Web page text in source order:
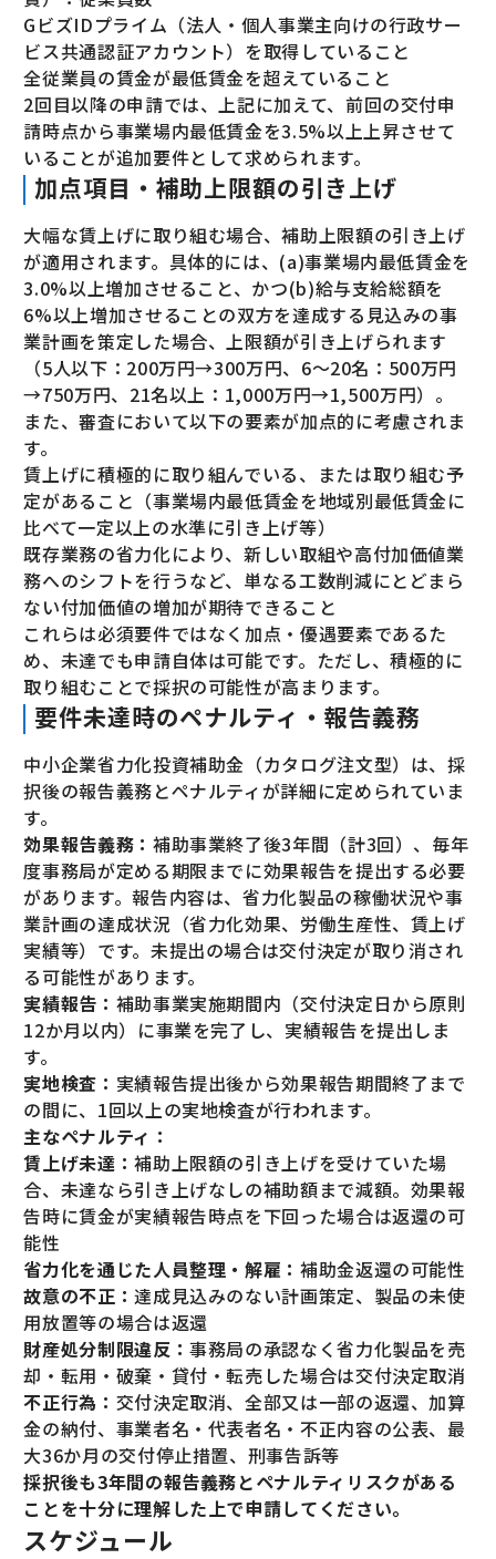
GビズIDプライム（法人・個人事業主向けの行政サー
ビス共通認証アカウント）を取得していること
全従業員の賃金が最低賃金を超えていること
2回目以降の申請では、上記に加えて、前回の交付申
請時点から事業場内最低賃金を3.5%以上上昇させて
いることが追加要件として求められます。
加点項目・補助上限額の引き上げ
大幅な賃上げに取り組む場合、補助上限額の引き上げ
が適用されます。具体的には、(a)事業場内最低賃金を
3.0%以上増加させること、かつ(b)給与支給総額を
6%以上増加させることの双方を達成する見込みの事
業計画を策定した場合、上限額が引き上げられます
（5人以下：200万円→300万円、6〜20名：500万円
→750万円、21名以上：1,000万円→1,500万円）。
また、審査において以下の要素が加点的に考慮されま
す。
賃上げに積極的に取り組んでいる、または取り組む予
定があること（事業場内最低賃金を地域別最低賃金に
比べて一定以上の水準に引き上げ等）
既存業務の省力化により、新しい取組や高付加価値業
務へのシフトを行うなど、単なる工数削減にとどまら
ない付加価値の増加が期待できること
これらは必須要件ではなく加点・優遇要素であるた
め、未達でも申請自体は可能です。ただし、積極的に
取り組むことで採択の可能性が高まります。
要件未達時のペナルティ・報告義務
中小企業省力化投資補助金（カタログ注文型）は、採
択後の報告義務とペナルティが詳細に定められていま
す。
効果報告義務： 補助事業終了後3年間（計3回）、毎年
度事務局が定める期限までに効果報告を提出する必要
があります。報告内容は、省力化製品の稼働状況や事
業計画の達成状況（省力化効果、労働生産性、賃上げ
実績等）です。未提出の場合は交付決定が取り消され
る可能性があります。
実績報告： 補助事業実施期間内（交付決定日から原則
12か月以内）に事業を完了し、実績報告を提出しま
す。
実地検査： 実績報告提出後から効果報告期間終了まで
の間に、1回以上の実地検査が行われます。
主なペナルティ：
賃上げ未達：補助上限額の引き上げを受けていた場
合、未達なら引き上げなしの補助額まで減額。効果報
告時に賃金が実績報告時点を下回った場合は返還の可
能性
省力化を通じた人員整理・解雇：補助金返還の可能性
故意の不正：達成見込みのない計画策定、製品の未使
用放置等の場合は返還
財産処分制限違反：事務局の承認なく省力化製品を売
却・転用・破棄・貸付・転売した場合は交付決定取消
不正行為： 交付決定取消、全部又は一部の返還、加算
金の納付、事業者名・代表者名・不正内容の公表、最
大36か月の交付停止措置、刑事告訴等
採択後も3年間の報告義務とペナルティリスクがある
ことを十分に理解した上で申請してください。
スケジュール